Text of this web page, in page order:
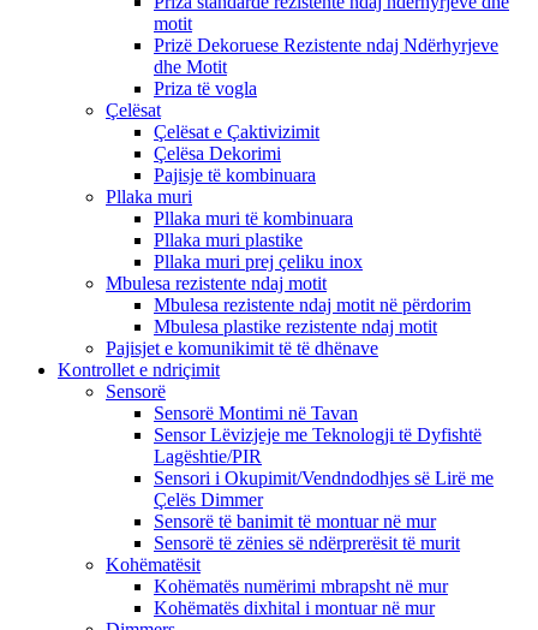
motit
Prizë Dekoruese Rezistente ndaj Ndërhyrjeve
dhe Motit
Priza të vogla
Çelësat
Çelësat e Çaktivizimit
Çelësa Dekorimi
Pajisje të kombinuara
Pllaka muri
Pllaka muri të kombinuara
Pllaka muri plastike
Pllaka muri prej çeliku inox
Mbulesa rezistente ndaj motit
Mbulesa rezistente ndaj motit në përdorim
Mbulesa plastike rezistente ndaj motit
Pajisjet e komunikimit të të dhënave
Kontrollet e ndriçimit
Sensorë
Sensorë Montimi në Tavan
Sensor Lëvizjeje me Teknologji të Dyfishtë
Lagështie/PIR
Sensori i Okupimit/Vendndodhjes së Lirë me
Çelës Dimmer
Sensorë të banimit të montuar në mur
Sensorë të zënies së ndërprerësit të murit
Kohëmatësit
Kohëmatës numërimi mbrapsht në mur
Kohëmatës dixhital i montuar në mur